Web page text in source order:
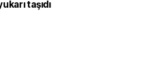
taşıdı